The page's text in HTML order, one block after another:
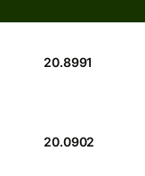
20.8991
20.0902